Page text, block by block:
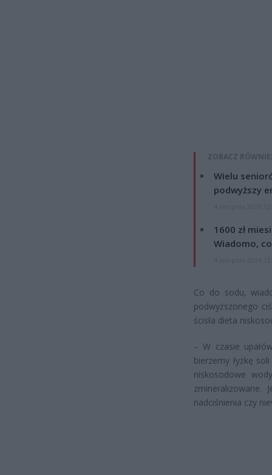
ZOBACZ
Wielu
podwyższy
1600 zł
Wiadomo,
Co do sodu,
podwyższonego
ścisła dieta
– W czasie
bierzemy łyżkę
niskosodowe
zmineralizowane.
nadciśnienia czy